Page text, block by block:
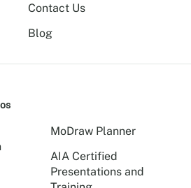
Contact Us
Blog
MoDraw Planner
AIA Certified
Presentations and